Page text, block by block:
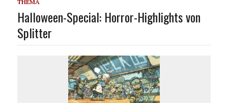
THEMA
Halloween-Special: Horror-Highlights von
Splitter